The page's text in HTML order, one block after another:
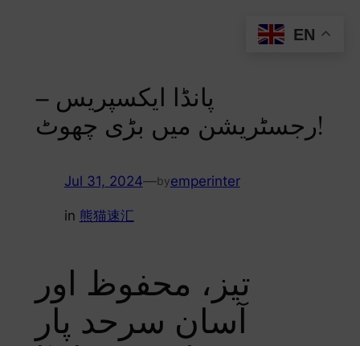
پانڈا ایکسپریس –
رجسٹریشن میں بڑی چھوٹ!
Jul 31, 2024—byemperinter
in 熊猫速汇
تیز، محفوظ اور
آسان سرحد پار
EN